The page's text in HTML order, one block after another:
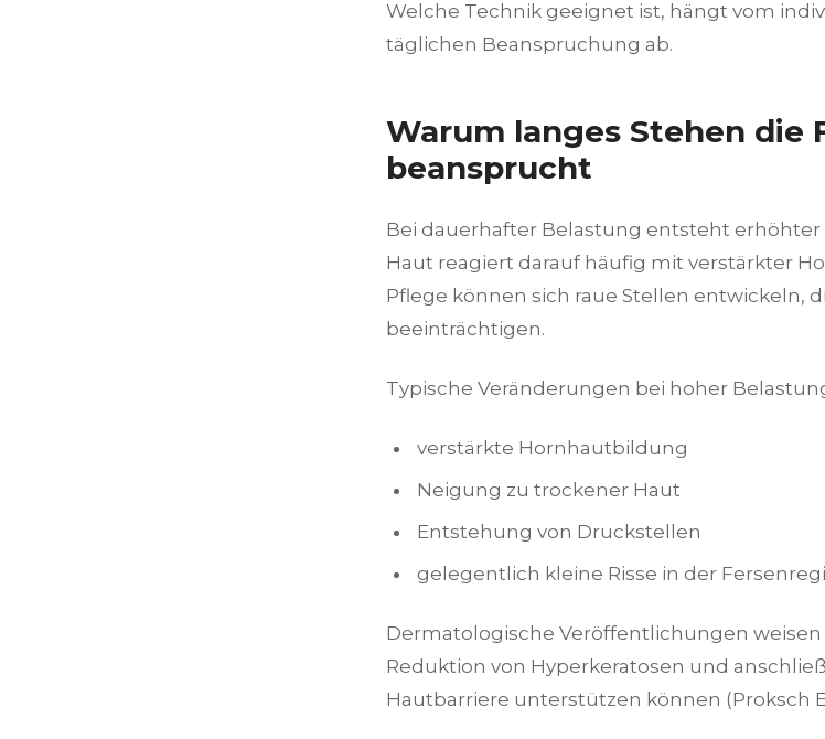
Welche Technik geeignet ist, hängt vom
täglichen Beanspruchung ab.
Warum langes Stehen die
beansprucht
Bei dauerhafter Belastung entsteht erhöhter
Haut reagiert darauf häufig mit verstärkter
Pflege können sich raue Stellen entwickeln,
beeinträchtigen.
Typische Veränderungen bei hoher
verstärkte Hornhautbildung
Neigung zu trockener Haut
Entstehung von Druckstellen
gelegentlich kleine Risse in der
Dermatologische Veröffentlichungen
Reduktion von Hyperkeratosen und
Hautbarriere unterstützen können (Proksch